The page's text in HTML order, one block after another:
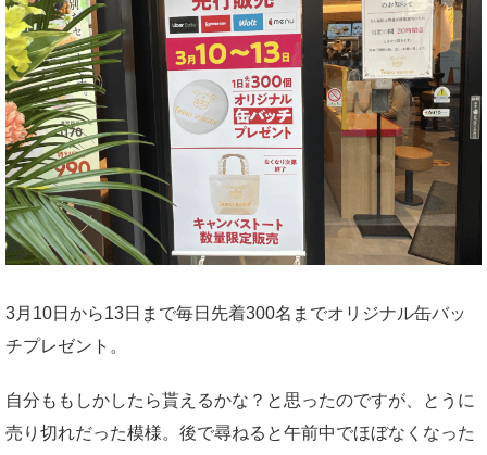
3月10日から13日まで毎日先着300名までオリジナル缶バッ
チプレゼント。
自分ももしかしたら貰えるかな？と思ったのですが、とうに
売り切れだった模様。後で尋ねると午前中でほぼなくなった